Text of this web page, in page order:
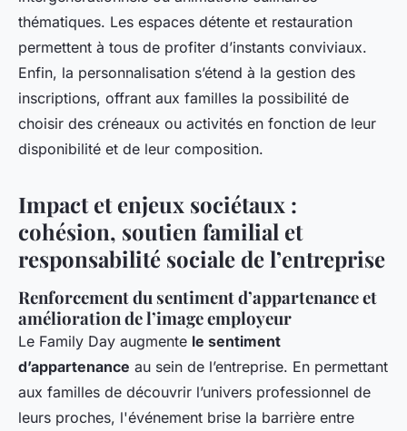
thématiques. Les espaces détente et restauration
permettent à tous de profiter d’instants conviviaux.
Enfin, la personnalisation s’étend à la gestion des
inscriptions, offrant aux familles la possibilité de
choisir des créneaux ou activités en fonction de leur
disponibilité et de leur composition.
Impact et enjeux sociétaux :
cohésion, soutien familial et
responsabilité sociale de l’entreprise
Renforcement du sentiment d’appartenance et
amélioration de l’image employeur
Le Family Day augmente le sentiment
d’appartenance au sein de l’entreprise. En permettant
aux familles de découvrir l’univers professionnel de
leurs proches, l'événement brise la barrière entre